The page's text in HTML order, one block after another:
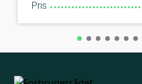
Pris